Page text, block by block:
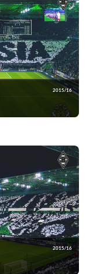
2015/16
2015/16